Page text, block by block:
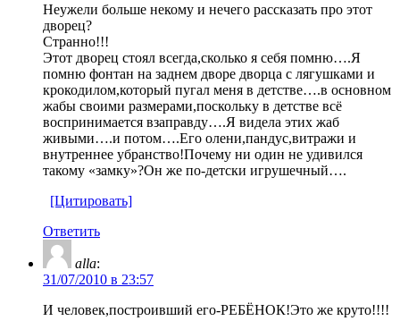
Неужели больше некому и нечего рассказать про этот
дворец?
Странно!!!
Этот дворец стоял всегда,сколько я себя помню….Я
помню фонтан на заднем дворе дворца с лягушками и
крокодилом,который пугал меня в детстве….в основном
жабы своими размерами,поскольку в детстве всё
воспринимается взаправду….Я видела этих жаб
живыми….и потом….Его олени,пандус,витражи и
внутреннее убранство!Почему ни один не удивился
такому «замку»?Он же по-детски игрушечный….
[Цитировать]
Ответить
alla:
31/07/2010 в 23:57
И человек,построивший его-РЕБЁНОК!Это же круто!!!!